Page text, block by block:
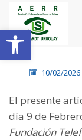
Abrir barra de
10/02/2026
El presente
día 9 de
Fundación